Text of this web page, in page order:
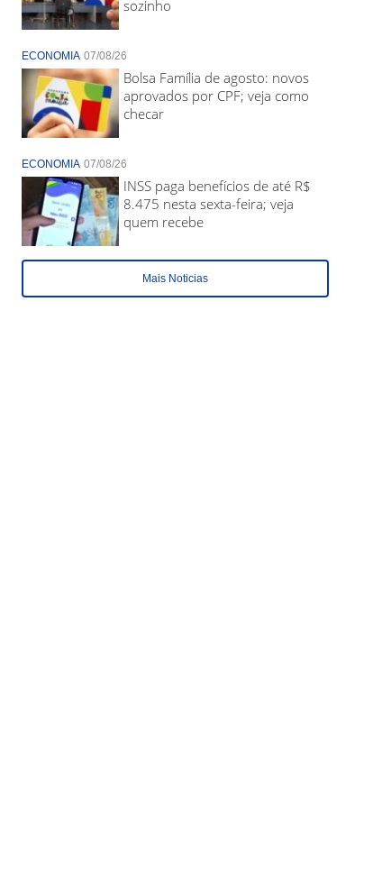
sozinho
ECONOMIA 07/08/26
Bolsa Família de agosto: novos
aprovados por CPF; veja como
checar
ECONOMIA 07/08/26
INSS paga benefícios de até R$
8.475 nesta sexta-feira; veja
quem recebe
Mais Noticias